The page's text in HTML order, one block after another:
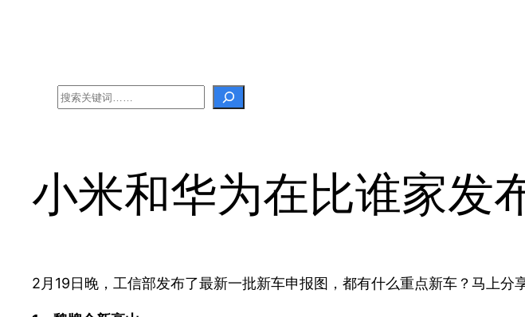
Search
小米和华为在比谁家发
2月19日晚，工信部发布了最新一批新车申报图，都有什么重点新车？马上分享